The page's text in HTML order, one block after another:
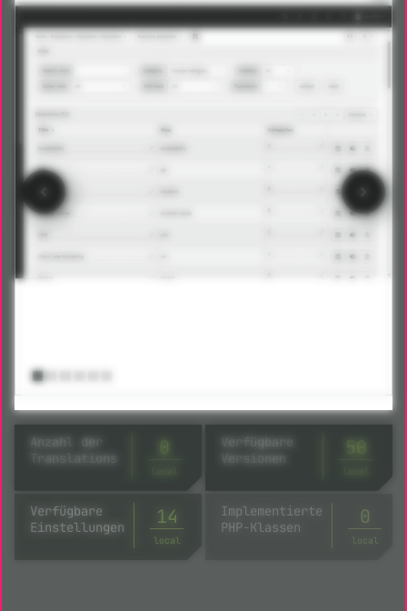
Anzahl der
Translations
0
Verfügbare
Versionen
50
Verfügbare
Einstellungen
14
local
Implementierte
PHP-Klassen
19
local